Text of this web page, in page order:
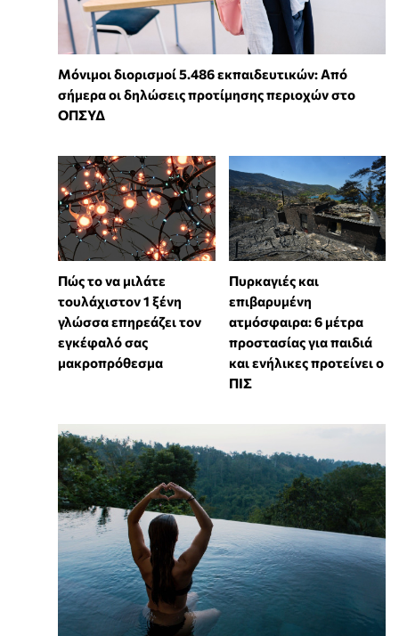
Μόνιμοι διορισμοί 5.486 εκπαιδευτικών: Από
σήμερα οι δηλώσεις προτίμησης περιοχών στο
ΟΠΣΥΔ
⁠Πώς το να μιλάτε
τουλάχιστον 1 ξένη
γλώσσα επηρεάζει τον
εγκέφαλό σας
μακροπρόθεσμα
Πυρκαγιές και
επιβαρυμένη
ατμόσφαιρα: 6 μέτρα
προστασίας για παιδιά
και ενήλικες προτείνει ο
ΠΙΣ